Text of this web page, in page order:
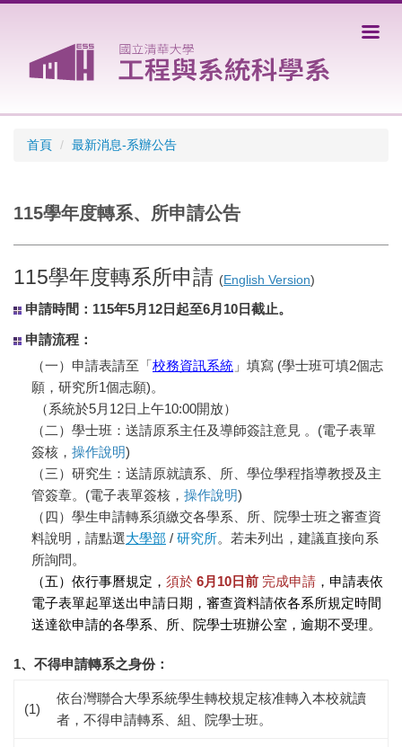
首頁
最新消息-系辦公告
115學年度轉系、所申請公告
115學年度轉系所申請 (English Version)
申請時間：115年5月12日起至6月10日截止。
申請流程：
（一）申請表請至「校務資訊系統 」填寫 (學士班可填2個志
願，研究所1個志願)。
（系統於5月12日上午10:00開放）
（二）學士班：送請原系主任及導師簽註意見 。(電子表單
簽核， 操作說明)
（三）研究生：送請原就讀系、所、學位學程指導教授及主
管簽章。(電子表單簽核， 操作說明)
（四）學生申請轉系須繳交各學系、所、院學士班之審查資
料說明，請點選大學部 / 研究所。若未列出，建議直接向系
所詢問。
（五）依行事曆規定， 須於 6月10日前 完成申請 ，申請表依
電子表單起單送出申請日期，審查資料請依各系所規定時間
送達欲申請的各學系、所、院學士班辦公室，逾期不受理。
1、不得申請轉系之身份：
(1)
依台灣聯合大學系統學生轉校規定核准轉入本校就讀
者，不得申請轉系、組、院學士班。